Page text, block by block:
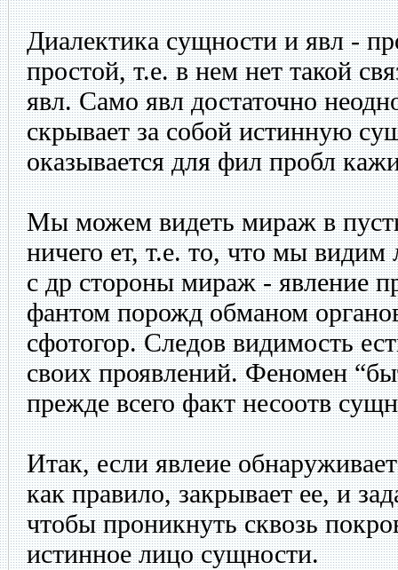
Диалектика сущности и явл -
простой, т.е. в нем нет такой
явл. Само явл достаточно
скрывает за собой истинную
оказывается для фил пробл
Мы можем видеть мираж в
ничего ет, т.е. то, что мы
с др стороны мираж - явление
фантом порожд обманом
сфотогор. Следов видимость
своих проявлений. Феномен
прежде всего факт несоотв
Итак, если явлеие
как правило, закрывает ее, и
чтобы проникнуть сквозь
истинное лицо сущности.